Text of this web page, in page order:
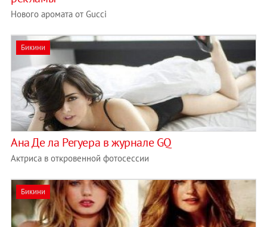
Нового аромата от Gucci
Бикини
Ана Де ла Регуера в журнале GQ
Актриса в откровенной фотосессии
Бикини